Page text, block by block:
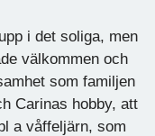
i det soliga, men
välkommen och
som familjen
Carinas hobby, att
a våffeljärn, som